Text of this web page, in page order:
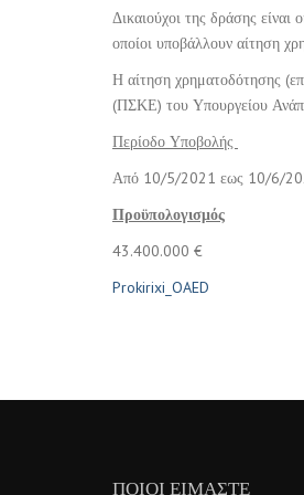
Δικαιούχοι της δράσης
οποίοι υποβάλλουν αίτηση
Η αίτηση χρηματοδότησης
(ΠΣΚΕ) του Υπουργείου
Περίοδο Υποβολής
Από 10/5/2021 εως 10/6/
Προϋπολογισμός
43.400.000 €
Prokirixi_OAED
ΠΟΙΟΙ ΕΊΜΑΣΤΕ